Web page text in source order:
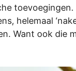
helemaal
Want ook die